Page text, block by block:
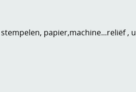
papier,machine...reliëf ,